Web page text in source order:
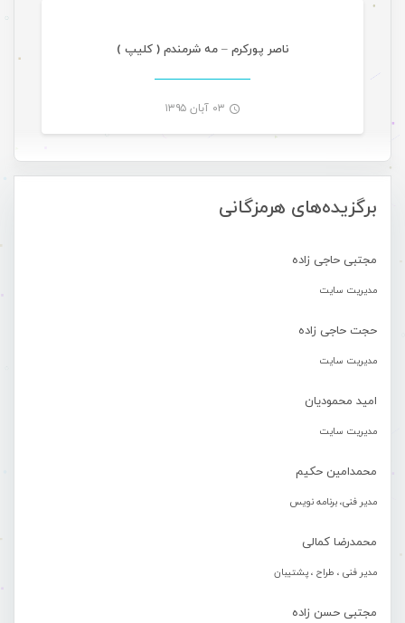
برگزیده‌های هرمزگانی
مجتبی حاجی زاده
مدیریت سایت
حجت حاجی زاده
مدیریت سایت
امید محمودیان
مدیریت سایت
محمدامین حکیم
مدیر فنی، برنامه نویس
محمدرضا کمالی
مدیر فنی ، طراح ، پشتیبان
مجتبی حسن زاده
ناصر پورکرم – مه شرمندم ( کلیپ )
۰۳ آبان ۱۳۹۵